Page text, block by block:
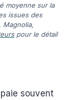
moyenne sur la
issues des
Magnolia,
pour le détail
souvent